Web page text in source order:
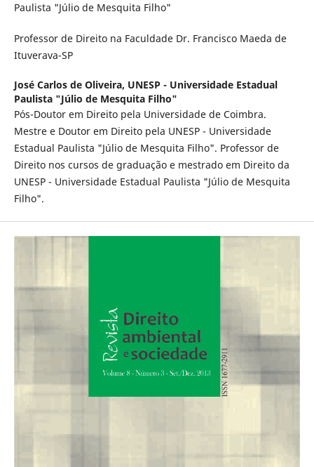
Paulista "Júlio de Mesquita Filho"
Professor de Direito na Faculdade Dr. Francisco Maeda de
Ituverava-SP
José Carlos de Oliveira, UNESP - Universidade Estadual
Paulista "Júlio de Mesquita Filho"
Pós-Doutor em Direito pela Universidade de Coimbra.
Mestre e Doutor em Direito pela UNESP - Universidade
Estadual Paulista "Júlio de Mesquita Filho". Professor de
Direito nos cursos de graduação e mestrado em Direito da
UNESP - Universidade Estadual Paulista "Júlio de Mesquita
Filho".